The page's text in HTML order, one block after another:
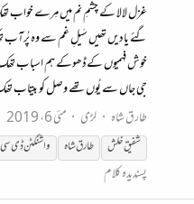
غزل لالا کے چشمِ نم میں مِرے
گئے یادیں تھیں سَیلِ غم سے وہ
خوش فہمیوں کےڈھوکے ہم اسباب
جی جاں سے یُوں تھے وصل کو بیتاب
طارق شاہ
لڑی مئی 6، 2019
شفیقخلش طارق شاہ واشنگٹن ڈی سی
پسندیدہ کلام